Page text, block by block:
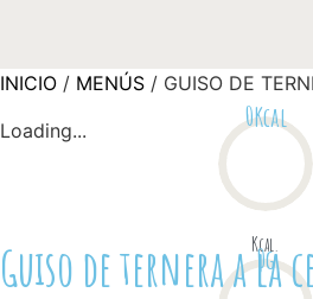
INICIO / MENÚS / GUISO DE
Loading...
0Kcal
Kcal.
0g
Guiso de ternera a la